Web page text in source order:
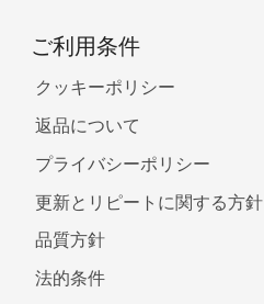
ご利用条件
クッキーポリシー
返品について
プライバシーポリシー
更新とリピートに関する方針
品質方針
法的条件